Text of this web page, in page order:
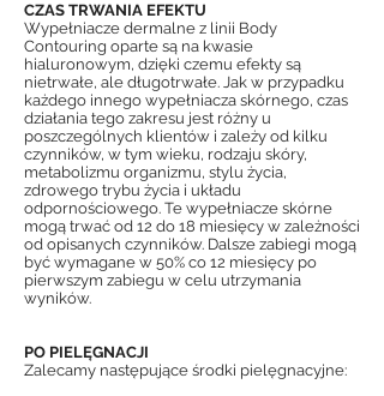
CZAS TRWANIA EFEKTU
Wypełniacze dermalne z linii Body
Contouring oparte są na kwasie
hialuronowym, dzięki czemu efekty są
nietrwałe, ale długotrwałe. Jak w przypadku
każdego innego wypełniacza skórnego, czas
działania tego zakresu jest różny u
poszczególnych klientów i zależy od kilku
czynników, w tym wieku, rodzaju skóry,
metabolizmu organizmu, stylu życia,
zdrowego trybu życia i układu
odpornościowego. Te wypełniacze skórne
mogą trwać od 12 do 18 miesięcy w zależności
od opisanych czynników. Dalsze zabiegi mogą
być wymagane w 50% co 12 miesięcy po
pierwszym zabiegu w celu utrzymania
wyników.
PO PIELĘGNACJI
Zalecamy następujące środki pielęgnacyjne: